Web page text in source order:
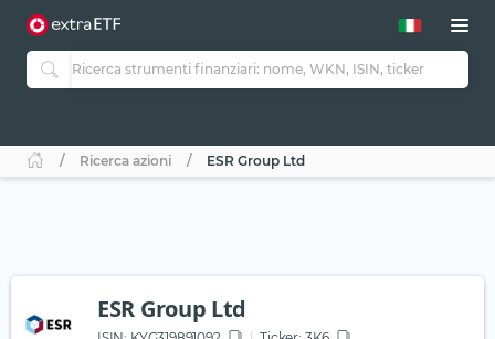
Ricerca azioni ESR Group Ltd
ESR Group Ltd